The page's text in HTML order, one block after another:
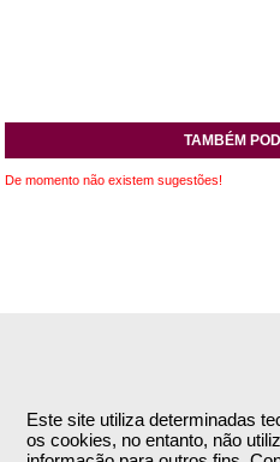
Este site utiliza determinadas
os cookies, no entanto, não
TAMBÉM
De momento não existem sugestões!
Empresa
Termos e Condições